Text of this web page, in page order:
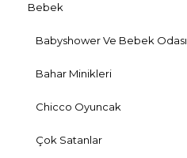
Bebek
Babyshower Ve Bebek Odası
Bahar Minikleri
Chicco Oyuncak
Çok Satanlar